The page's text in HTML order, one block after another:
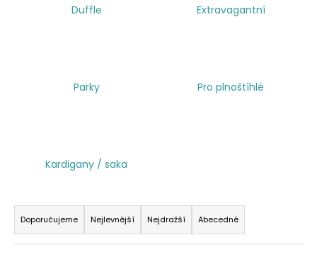
Duffle Extravagantní
Parky Pro plnoštíhlé
Kardigany / saka
Ř
a
z
Doporučujeme Nejlevnější Nejdražší Abecedně